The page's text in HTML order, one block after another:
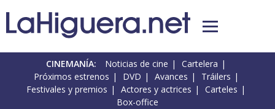
CINEMANÍA: Noticias de cine
Cartelera
Próximos estrenos
DVD Avances
Tráilers
Festivales y premios
Actores y actrices
Carteles
Box-office